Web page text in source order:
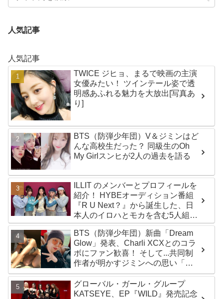
人気記事
人気記事
TWICE ジヒョ、まるで映画の主演
女優みたい！ ツインテール姿で透
明感あふれる魅力を大放出[写真あ
り]
BTS（防弾少年団）V＆ジミンはど
んな高校生だった？ 同級生のOh
My Girlスンヒが2人の過去を語る
ILLIT のメンバーとプロフィールを
紹介！ HYBEオーディション番組
『R U Next？』から誕生した、日
本人のイロハとモカを含む5人組ガ
ールズグループ！ デビュー曲
「Magnetic」がいきなりの大ヒッ
ト
BTS（防弾少年団）新曲「Dream
Glow」発表、Charli XCXとのコラ
ボにファン歓喜！ そして...共同制
作者が明かすジミンへの思い「彼
の夢、そして彼の絶望から生まれ
た歌」
グローバル・ガール・グループ
KATSEYE、EP『WILD』発売記念